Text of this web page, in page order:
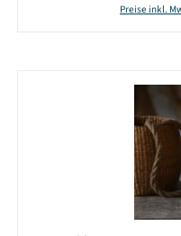
Preise inkl.